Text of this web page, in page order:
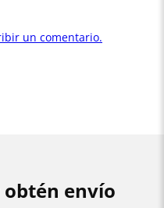
un comentario.
obtén envío